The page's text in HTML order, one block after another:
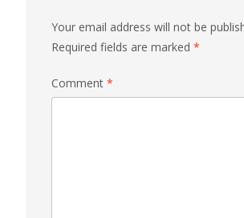
Your email address will not be
Required fields are marked *
Comment *